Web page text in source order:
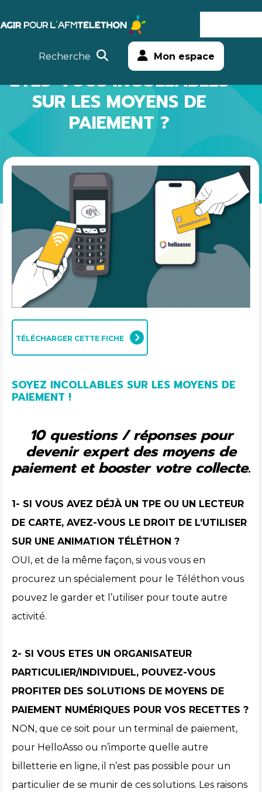
Aller
Agir
Recherche
Mon espace
ETES-VOUS INCOLLABLES
SUR LES MOYENS DE
PAIEMENT ?
TÉLÉCHARGER CETTE FICHE
SOYEZ INCOLLABLES SUR LES MOYENS DE
PAIEMENT !
10 questions / réponses pour
devenir expert des moyens de
paiement et booster votre collecte.
1- SI VOUS AVEZ DÉJÀ UN TPE OU UN LECTEUR
DE CARTE, AVEZ-VOUS LE DROIT DE L’UTILISER
SUR UNE ANIMATION TÉLÉTHON ?
OUI, et de la même façon, si vous vous en
procurez un spécialement pour le Téléthon vous
pouvez le garder et l’utiliser pour toute autre
activité.
2- SI VOUS ETES UN ORGANISATEUR
PARTICULIER/INDIVIDUEL, POUVEZ-VOUS
PROFITER DES SOLUTIONS DE MOYENS DE
PAIEMENT NUMÉRIQUES POUR VOS RECETTES ?
NON, que ce soit pour un terminal de paiement,
pour HelloAsso ou n’importe quelle autre
billetterie en ligne, il n’est pas possible pour un
particulier de se munir de ces solutions. Les raisons